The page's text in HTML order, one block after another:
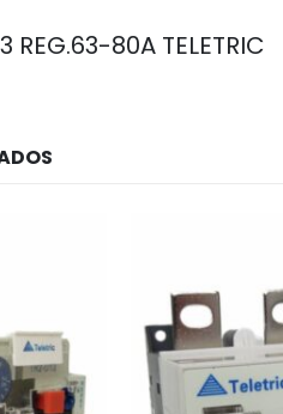
REG.63-80A TELETRIC